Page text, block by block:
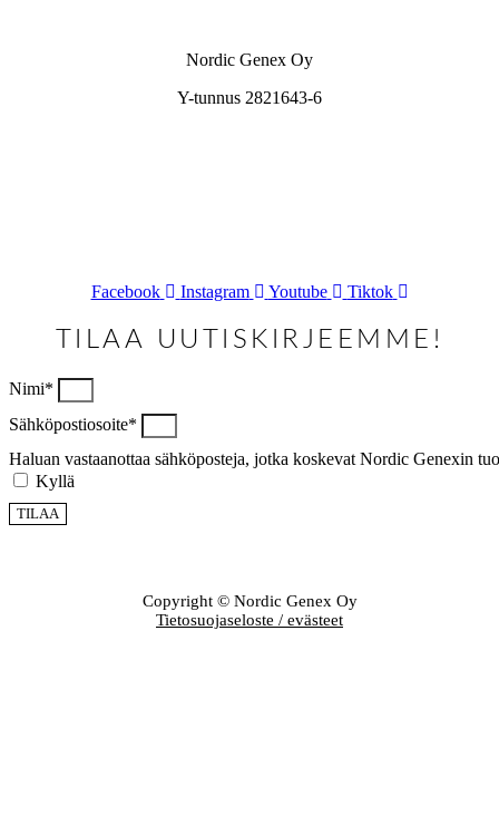
Nordic Genex Oy
Y-tunnus 2821643-6
Facebook Instagram Youtube Tiktok
TILAA UUTISKIRJEEMME!
Nimi*
Sähköpostiosoite*
Haluan vastaanottaa sähköposteja, jotka koskevat Nordic Genexin
Kyllä
TILAA
Copyright © Nordic Genex Oy
Tietosuojaseloste / evästeet